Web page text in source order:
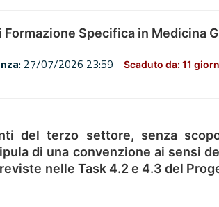
Formazione Specifica in Medicina
: 27/07/2026 23:59 Scaduto da: 11
del terzo settore, senza
di una convenzione ai sensi
nelle Task 4.2 e 4.3 del